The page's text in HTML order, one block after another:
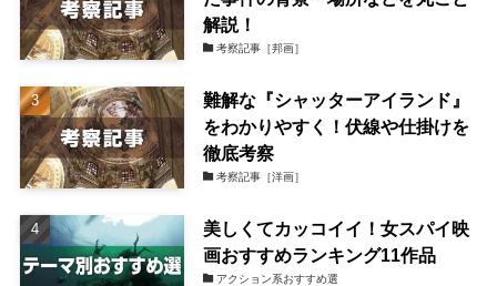
解説！
考察記事［邦画］
難解な『シャッターアイランド』
をわかりやすく！伏線や仕掛けを
徹底考察
考察記事［洋画］
美しくてカッコイイ！女スパイ映
画おすすめランキング11作品
アクション系おすすめ選